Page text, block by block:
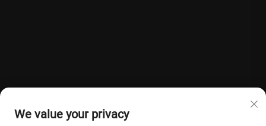
We value your privacy